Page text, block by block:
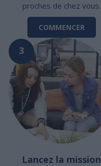
proches de chez vous.
COMMENCER
3
Lancez la mission